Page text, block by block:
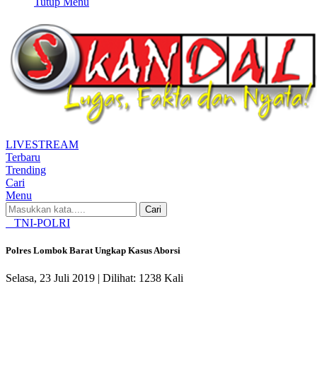
LIVESTREAM
Terbaru
Trending
Cari
Menu
Cari
TNI-POLRI
Polres Lombok Barat Ungkap Kasus Aborsi
Selasa, 23 Juli 2019 | Dilihat: 1238 Kali